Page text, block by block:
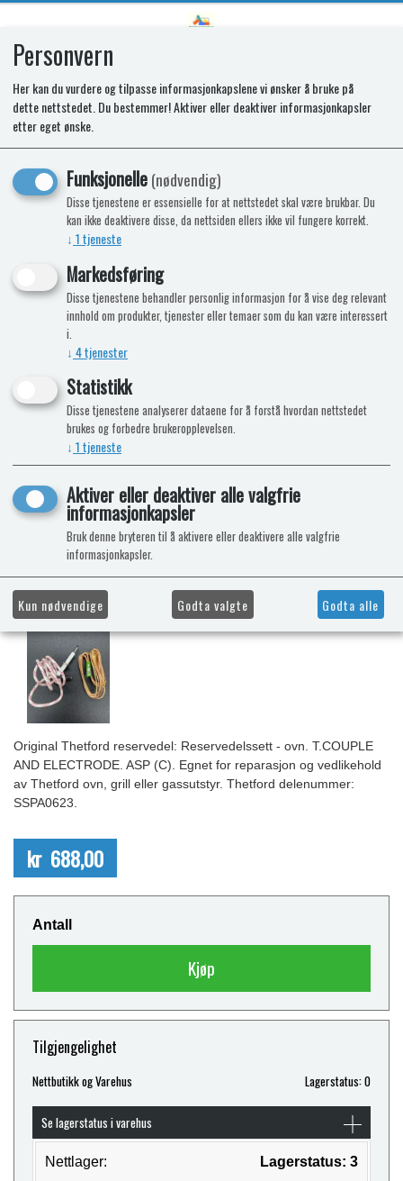
SPARES KIT - OVEN. T.COUPLE AND
ELECTRODE. ASP (C)
Original Thetford reservedel: Reservedelssett - ovn. T.COUPLE
AND ELECTRODE. ASP (C). Egnet for reparasjon og vedlikehold
av Thetford ovn, grill eller gassutstyr. Thetford delenummer:
SSPA0623.
kr 688,00
Antall
Kjøp
Tilgjengelighet
Nettbutikk og Varehus Lagerstatus: 0
Se lagerstatus i varehus
Nettlager: Lagerstatus: 3
Personvern
Her kan du vurdere og tilpasse informasjonkapslene vi ønsker å bruke på
dette nettstedet. Du bestemmer! Aktiver eller deaktiver informasjonkapsler
etter eget ønske.
Funksjonelle(nødvendig)
Disse tjenestene er essensielle for at nettstedet skal være brukbar. Du
kan ikke deaktivere disse, da nettsiden ellers ikke vil fungere korrekt.
↓ 1tjeneste
Markedsføring
Disse tjenestene behandler personlig informasjon for å vise deg relevant
innhold om produkter, tjenester eller temaer som du kan være interessert
i.
↓ 4tjenester
Statistikk
Disse tjenestene analyserer dataene for å forstå hvordan nettstedet
brukes og forbedre brukeropplevelsen.
↓ 1tjeneste
Aktiver eller deaktiver alle valgfrie
informasjonkapsler
Bruk denne bryteren til å aktivere eller deaktivere alle valgfrie
informasjonkapsler.
Kun nødvendige Godta valgte Godta alle